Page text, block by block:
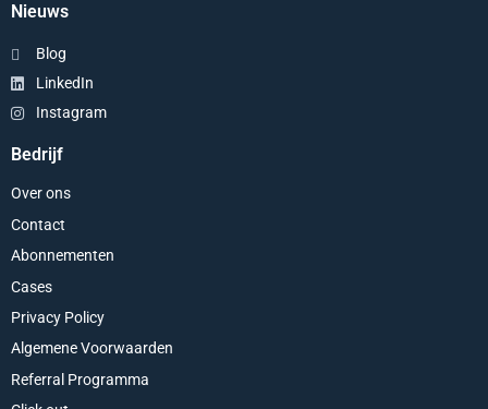
Nieuws
Blog
LinkedIn
Instagram
Bedrijf
Over ons
Contact
Abonnementen
Cases
Privacy Policy
Algemene Voorwaarden
Referral Programma